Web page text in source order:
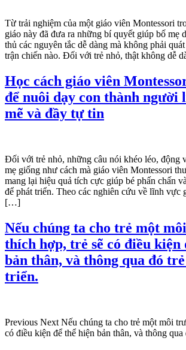
Từ trải nghiệm của một giáo viên Montessori
giáo này đã đưa ra những bí quyết giúp bố mẹ
thủ các nguyên tắc dễ dàng mà không phải
trận chiến nào. Đối với trẻ nhỏ, thật không dễ
Học cách giáo viên
để nuôi dạy con thành người
mẽ và đầy tự tin
Đối với trẻ nhỏ, những câu nói khéo léo, động
mẹ giống như cách mà giáo viên Montessori
mang lại hiệu quả tích cực giúp bé phấn chấn
để phát triển. Theo các nghiên cứu về lĩnh vực
[…]
Nếu chúng ta cho trẻ một
thích hợp, trẻ sẽ có điều kiện
bản thân, và thông qua đó
triển.
Previous Next Nếu chúng ta cho trẻ một môi
có điều kiện để thể hiện bản thân, và thông qua